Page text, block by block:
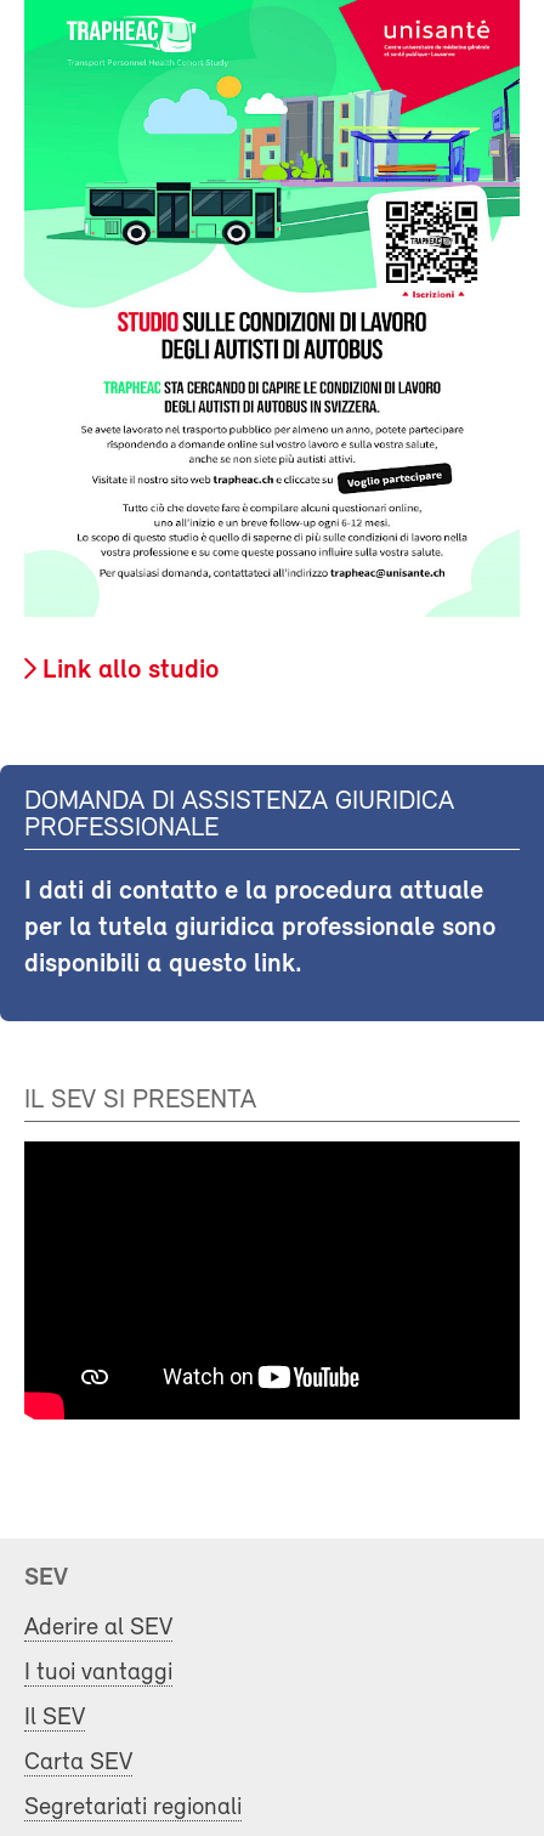
Link allo studio
DOMANDA DI ASSISTENZA GIURIDICA
PROFESSIONALE
I dati di contatto e la procedura attuale
per la tutela giuridica professionale sono
disponibili a questo link.
IL SEV SI PRESENTA
SEV
Aderire al SEV
I tuoi vantaggi
Il SEV
Carta SEV
Segretariati regionali